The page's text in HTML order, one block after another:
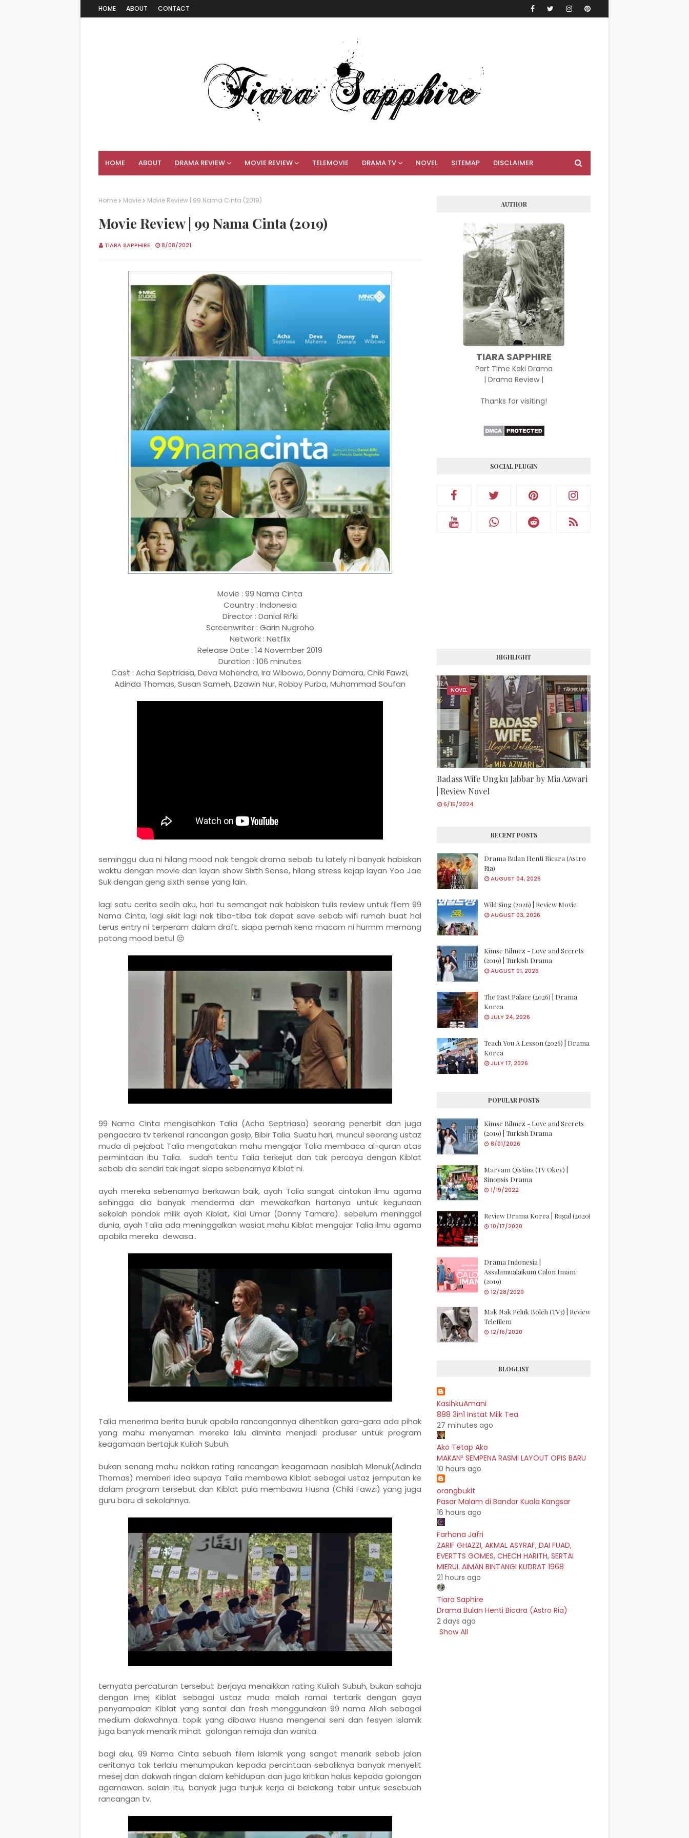
HOME ABOUT CONTACT
HOME ABOUT DRAMA REVIEW MOVIE REVIEW TELEMOVIE DRAMA TV NOVEL SITEMAP DISCLAIMER
Home Movie Movie Review | 99 Nama Cinta (2019)
Movie Review | 99 Nama Cinta (2019)
TIARA SAPPHIRE 8/08/2021
Movie : 99 Nama Cinta
Country : Indonesia
Director : Danial Rifki
Screenwriter : Garin Nugroho
Network : Netflix
Release Date : 14 November 2019
Duration : 106 minutes
Cast : Acha Septriasa, Deva Mahendra, Ira Wibowo, Donny Damara, Chiki Fawzi,
Adinda Thomas, Susan Sameh, Dzawin Nur, Robby Purba, Muhammad Soufan
seminggu dua ni hilang mood nak tengok drama sebab tu lately ni banyak habiskan
waktu dengan movie dan layan show Sixth Sense, hilang stress kejap layan Yoo Jae
Suk dengan geng sixth sense yang lain.
lagi satu cerita sedih aku, hari tu semangat nak habiskan tulis review untuk filem 99
Nama Cinta, lagi sikit lagi nak tiba-tiba tak dapat save sebab wifi rumah buat hal
terus entry ni terperam dalam draft. siapa pernah kena macam ni hurmm memang
potong mood betul 😒
99 Nama Cinta mengisahkan Talia (Acha Septriasa) seorang penerbit dan juga
pengacara tv terkenal rancangan gosip, Bibir Talia. Suatu hari, muncul seorang ustaz
muda di pejabat Talia mengatakan mahu mengajar Talia membaca al-quran atas
permintaan ibu Talia. sudah tentu Talia terkejut dan tak percaya dengan Kiblat
sebab dia sendiri tak ingat siapa sebenarnya Kiblat ni.
ayah mereka sebenarnya berkawan baik, ayah Talia sangat cintakan ilmu agama
sehingga dia banyak menderma dan mewakafkan hartanya untuk kegunaan
sekolah pondok milik ayah Kiblat, Kiai Umar (Donny Tamara). sebelum meninggal
dunia, ayah Talia ada meninggalkan wasiat mahu Kiblat mengajar Talia ilmu agama
apabila mereka dewasa..
Talia menerima berita buruk apabila rancangannya dihentikan gara-gara ada pihak
yang mahu menyaman mereka lalu diminta menjadi produser untuk program
keagamaan bertajuk Kuliah Subuh.
bukan senang mahu naikkan rating rancangan keagamaan nasiblah Mlenuk(Adinda
Thomas) memberi idea supaya Talia membawa Kiblat sebagai ustaz jemputan ke
dalam program tersebut dan Kiblat pula membawa Husna (Chiki Fawzi) yang juga
guru baru di sekolahnya.
ternyata percaturan tersebut berjaya menaikkan rating Kuliah Subuh, bukan sahaja
dengan imej Kiblat sebagai ustaz muda malah ramai tertarik dengan gaya
penyampaian Kiblat yang santai dan fresh menggunakan 99 nama Allah sebagai
medium dakwahnya. topik yang dibawa Husna mengenai seni dan fesyen islamik
juga banyak menarik minat golongan remaja dan wanita.
bagi aku, 99 Nama Cinta sebuah filem islamik yang sangat menarik sebab jalan
ceritanya tak terlalu menumpukan kepada percintaan sebaliknya banyak menyelit
mesej dan dakwah ringan dalam kehidupan dan juga kritikan halus kepada golongan
agamawan. selain itu, banyak juga tunjuk kerja di belakang tabir untuk sesebuah
rancangan tv.
AUTHOR
TIARA SAPPHIRE
Part Time Kaki Drama
| Drama Review |
Thanks for visiting!
SOCIAL PLUGIN
HIGHLIGHT
NOVEL
Badass Wife Ungku Jabbar by Mia Azwari
| Review Novel
6/15/2024
RECENT POSTS
Drama Bulan Henti Bicara (Astro
Ria)
AUGUST 04, 2026
Wild Sing (2026) | Review Movie
AUGUST 03, 2026
Kimse Bilmez - Love and Secrets
(2019) | Turkish Drama
AUGUST 01, 2026
The East Palace (2026) | Drama
Korea
JULY 24, 2026
Teach You A Lesson (2026) | Drama
Korea
JULY 17, 2026
POPULAR POSTS
Kimse Bilmez - Love and Secrets
(2019) | Turkish Drama
8/01/2026
Maryam Qistina (TV Okey) |
Sinopsis Drama
1/19/2022
Review Drama Korea | Rugal (2020)
10/17/2020
Drama Indonesia |
Assalamualaikum Calon Imam
(2019)
12/28/2020
Mak Nak Peluk Boleh (TV3) | Review
Telefilem
12/16/2020
BLOGLIST
KasihkuAmani
888 3in1 Instat Milk Tea
27 minutes ago
Ako Tetap Ako
MAKAN² SEMPENA RASMI LAYOUT OPIS BARU
10 hours ago
orangbukit
Pasar Malam di Bandar Kuala Kangsar
16 hours ago
Farhana Jafri
ZARIF GHAZZI, AKMAL ASYRAF, DAI FUAD,
EVERTTS GOMES, CHECH HARITH, SERTAI
MIERUL AIMAN BINTANGI KUDRAT 1968
21 hours ago
Tiara Saphire
Drama Bulan Henti Bicara (Astro Ria)
2 days ago
Show All